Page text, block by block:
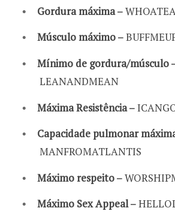
Gordura máxima –
Músculo máximo –
Mínimo de gordura/músculo
LEANANDMEAN
Máxima Resistência –
Capacidade pulmonar
MANFROMATLANTIS
Máximo respeito –
Máximo Sex Appeal –